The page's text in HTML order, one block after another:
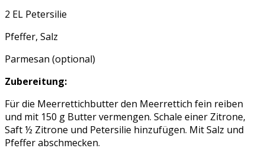
2 EL Petersilie
Pfeffer, Salz
Parmesan (optional)
Zubereitung:
Für die Meerrettichbutter den Meerrettich fein reiben
und mit 150 g Butter vermengen. Schale einer Zitrone,
Saft ½ Zitrone und Petersilie hinzufügen. Mit Salz und
Pfeffer abschmecken.